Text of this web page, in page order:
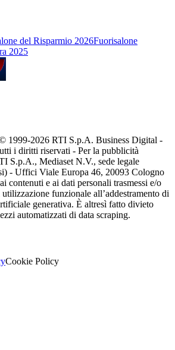
del Risparmio 2026Fuorisalone
2025
1999-2026 RTI S.p.A. Business Digital -
i diritti riservati - Per la pubblicità
S.p.A., Mediaset N.V., sede legale
- Uffici Viale Europa 46, 20093 Cologno
contenuti e ai dati personali trasmessi e/o
funzionale all’addestramento di
generativa. È altresì fatto divieto
automatizzati di data scraping.
Cookie Policy